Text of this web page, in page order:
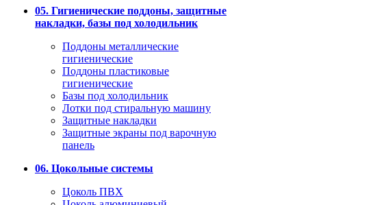
05. Гигиенические поддоны, защитные
накладки, базы под холодильник
Поддоны металлические
гигиенические
Поддоны пластиковые
гигиенические
Базы под холодильник
Лотки под стиральную машину
Защитные накладки
Защитные экраны под варочную
панель
06. Цокольные системы
Цоколь ПВХ